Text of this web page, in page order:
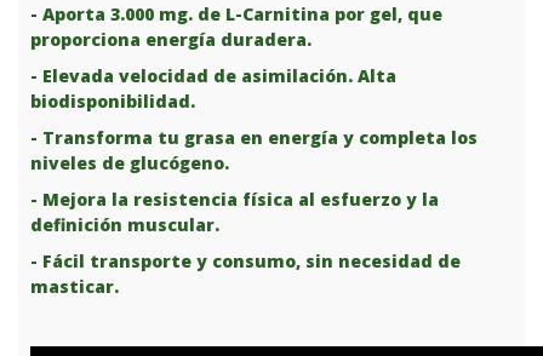
- Aporta 3.000 mg. de L-Carnitina por gel, que
proporciona energía duradera.
- Elevada velocidad de asimilación. Alta
biodisponibilidad.
- Transforma tu grasa en energía y completa los
niveles de glucógeno.
- Mejora la resistencia física al esfuerzo y la
definición muscular.
- Fácil transporte y consumo, sin necesidad de
masticar.